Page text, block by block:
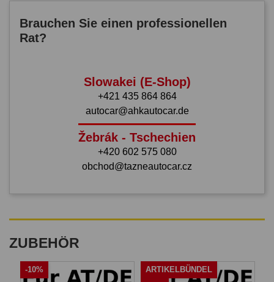
Brauchen Sie einen professionellen
Rat?
Slowakei (E-Shop)
+421 435 864 864
autocar@ahkautocar.de
Žebrák - Tschechien
+420 602 575 080
obchod@tazneautocar.cz
ZUBEHÖR
-10%
ARTIKELBÜNDEL